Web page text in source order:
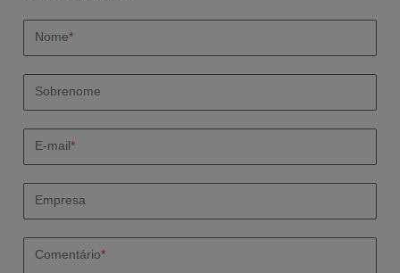
Nome*
Sobrenome
E-mail*
Empresa
Comentário*